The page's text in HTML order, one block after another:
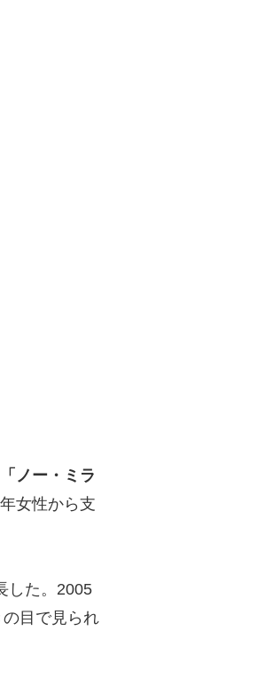
ノー・ミラ
女性から支
した。2005
目で見られ